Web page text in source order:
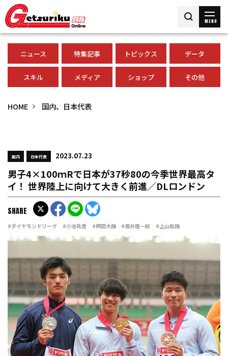
MENU
ニュース 特集記事 トピックス データ
スキル メディア ショップ その他
HOME 国内、日本代表
国内 日本代表 2023.07.23
男子4×100ｍRで日本が37秒80の今季世界最高タ
イ！ 世界陸上に向けて大きく前進／DLロンドン
#ダイヤモンドリーグ #小池祐貴 #栁田大輝 #坂井隆一郎 #上山紘輝
#DLロンドン
SHARE